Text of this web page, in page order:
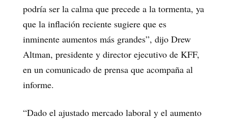
podría ser la calma que precede a la tormenta, ya
que la inflación reciente sugiere que es
inminente aumentos más grandes”, dijo Drew
Altman, presidente y director ejecutivo de KFF,
en un comunicado de prensa que acompaña al
informe.
“Dado el ajustado mercado laboral y el aumento